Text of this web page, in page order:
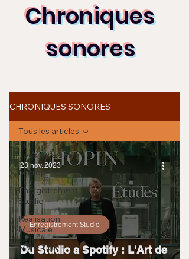
Chroniques
sonores
CHRONIQUES SONORES
Tous les articles
Microphones
Enregistrement
Studio
Réalisation
Musicale
Mix & Tips
Tous les articles
Du Studio a Spotify : L'Art de
Enregistrement Studio
23 nov. 2023